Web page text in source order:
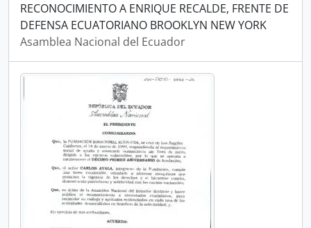
RECONOCIMIENTO A ENRIQUE RECALDE, FRENTE DE
DEFENSA ECUATORIANO BROOKLYN NEW YORK
Asamblea Nacional del Ecuador